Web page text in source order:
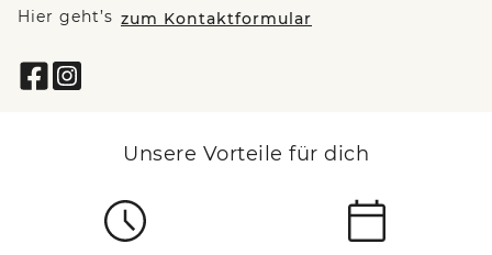
Hier geht’s zum Kontaktformular
Unsere Vorteile für dich